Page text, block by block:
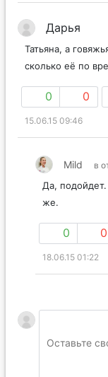
Дарья
Татьяна, а
сколько её по
0 0
15.06.15 09:46
Mild в
Да,
же.
0 0
18.06.15 01:22